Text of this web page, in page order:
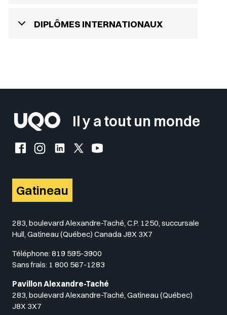
DIPLÔMES INTERNATIONAUX
Il y a tout un monde
Facebook de l'UQO
Instagram de l'UQO
LinkedIn de l'UQO
X (Twitter) de l'UQO
YouTube de l'UQO
Gatineau
283, boulevard Alexandre-Taché, C.P. 1250, succursale
Hull, Gatineau (Québec) Canada J8X 3X7
Téléphone: 819 595-3900
Sans frais: 1 800 567-1283
Pavillon Alexandre-Taché
283, boulevard Alexandre-Taché, Gatineau (Québec)
J8X 3X7